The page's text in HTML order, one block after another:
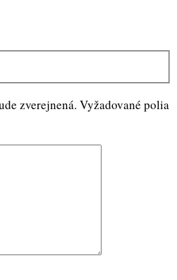
zverejnená. Vyžadované polia